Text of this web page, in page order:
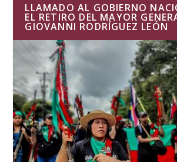
LLAMADO AL GOBIERNO
EL RETIRO DEL MAYOR
GIOVANNI RODRÍGUEZ LEÓN